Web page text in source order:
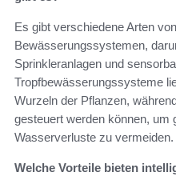
Es gibt verschiedene Arten
Bewässerungssystemen,
Sprinkleranlagen und
Tropfbewässerungssysteme
Wurzeln der Pflanzen,
gesteuert werden können, um
Wasserverluste zu vermeiden.
Welche Vorteile bieten